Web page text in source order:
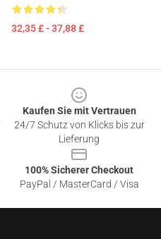
32,35 £ - 37,88 £
Kaufen Sie mit Vertrauen
24/7 Schutz von Klicks bis zur
Lieferung
100% Sicherer Checkout
PayPal / MasterCard / Visa